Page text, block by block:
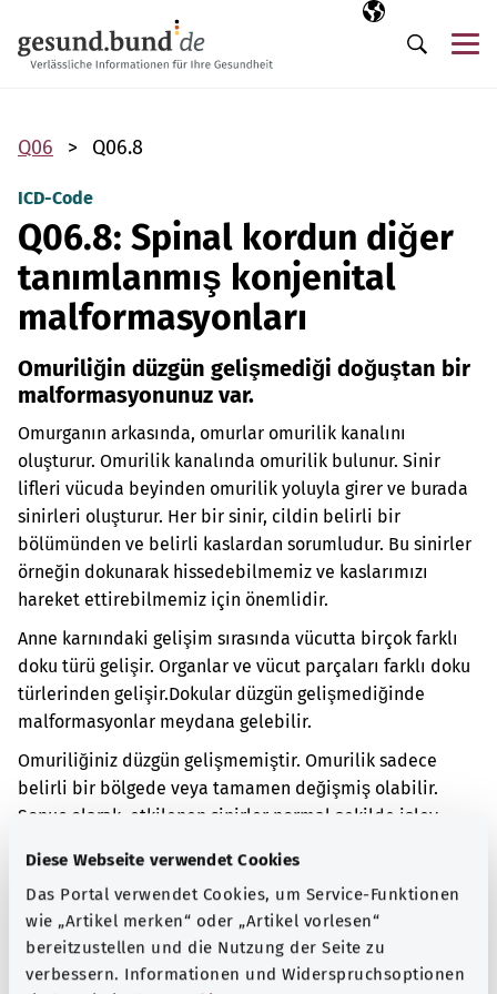
Diese Webseite verwendet Cookies
Das Portal verwendet Cookies, um Service-Funktionen
wie „Artikel merken“ oder „Artikel vorlesen“
bereitzustellen und die Nutzung der Seite zu
verbessern. Informationen und Widerspruchsoptionen
Seçili dil
TR
Arama
Q06 Q06.8
ICD-Code
Q06.8: Spinal kordun diğer
tanımlanmış konjenital
malformasyonları
Omuriliğin düzgün gelişmediği doğuştan bir
malformasyonunuz var.
Omurganın arkasında, omurlar omurilik kanalını
oluşturur. Omurilik kanalında omurilik bulunur. Sinir
lifleri vücuda beyinden omurilik yoluyla girer ve burada
sinirleri oluşturur. Her bir sinir, cildin belirli bir
bölümünden ve belirli kaslardan sorumludur. Bu sinirler
örneğin dokunarak hissedebilmemiz ve kaslarımızı
hareket ettirebilmemiz için önemlidir.
Anne karnındaki gelişim sırasında vücutta birçok farklı
doku türü gelişir. Organlar ve vücut parçaları farklı doku
türlerinden gelişir.Dokular düzgün gelişmediğinde
malformasyonlar meydana gelebilir.
Omuriliğiniz düzgün gelişmemiştir. Omurilik sadece
belirli bir bölgede veya tamamen değişmiş olabilir.
Sonuç olarak, etkilenen sinirler normal şekilde işlev
Malformasyon kendini farklı şekillerde gösterebilir.
Omuriliğin hangi bölgesinin düzgün gelişmediğine
bağlıdır. Örneğin, vücudun bazı bölgeleri normal hareket
etmeyebilir veya uyuşukluk olabilir. İdrar yapma veya